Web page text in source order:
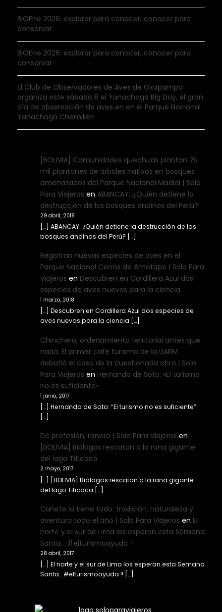
BIOEne 2026: explorar para conocer, conocer para
conservar
BIOEne 2026: explorar para conocer, conocer para
conservar
El Club de Observadores de Aves de Oxapampa
organiza este sábado 8 el Yanachaga Big Day, el gran
día de observación de aves en en el Parque Nacional
Yanachaga Chemillén
[BOLIVIA] Comunidades quechuas plantan 25
mil plantones de árboles nativos en bosques
amenazados del Parque Nacional Madidi | Solo
Para Viajeros en ABANCAY: ¿Quién detiene la
destrucción de los bosques andinos del Perú?
29 abril, 2018
[…] ABANCAY: ¿Quién detiene la destrucción de los
bosques andinos del Perú? […]
Registran nuevas especies de aves en el
Parque Nacional Cerros de Amotape | Solo Para
Viajeros en Descubren en Cordillera Azul dos
especies de aves nuevas para la ciencia
1 marzo, 2018
[…] Descubren en Cordillera Azul dos especies de
aves nuevas para la ciencia […]
Chinchero, ordenamiento territorial antes que
nada. El primer café turismo de la UARM
debatió el caso de la cuestionada obra | Solo
Para Viajeros en Hernando de Soto: «El turismo
no es suficiente»
1 junio, 2017
[…] Hernando de Soto: “El turismo no es suficiente”
[…]
De profesión, ranero | Solo Para Viajeros en
[BOLIVIA] Biólogos rescatan a la rana gigante
del lago Titicaca
2 mayo, 2017
[…] [BOLIVIA] Biólogos rescatan a la rana gigante
del lago Titicaca […]
Cañete lo tiene todo: tradición, naturaleza y
aventura todo el año | Solo Para Viajeros en El
norte y el sur de Lima los esperan esta Semana
Santa… #elturismoayuda !!
28 abril, 2017
[…] El norte y el sur de Lima los esperan esta Semana
Santa… #elturismoayuda !! […]